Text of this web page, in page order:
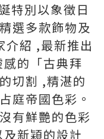
特別以象徵日
選多款飾物及
介紹 ,最新推出
的「古典拜
切割 ,精湛的
庭帝國色彩。
有鮮艷的色彩
新穎的設計